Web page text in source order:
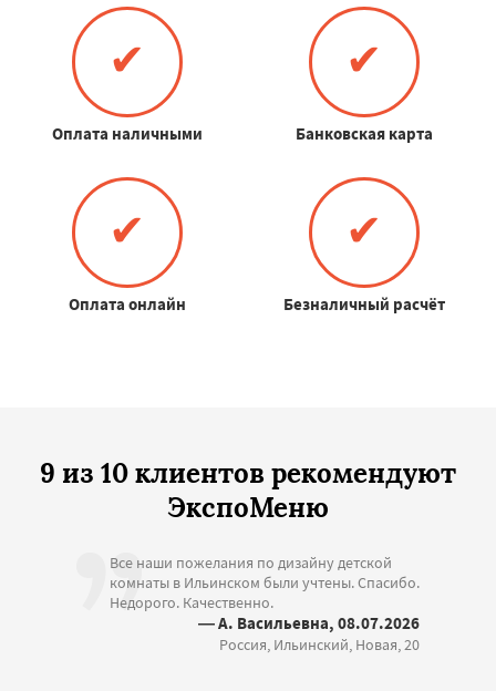
✔
Оплата наличными
✔
Банковская карта
✔
Оплата онлайн
✔
Безналичный расчёт
9 из 10 клиентов рекомендуют
ЭкспоМеню
Все наши пожелания по дизайну детской
комнаты в Ильинском были учтены. Спасибо.
Недорого. Качественно.
— А. Васильевна, 08.07.2026
Россия, Ильинский, Новая, 20